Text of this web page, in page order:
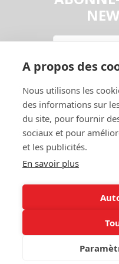
En
Politique de
confidentialité
A propos des
Nous utilisons les
des informations sur
du site, pour fournir
sociaux et pour
et les publicités.
En savoir plus